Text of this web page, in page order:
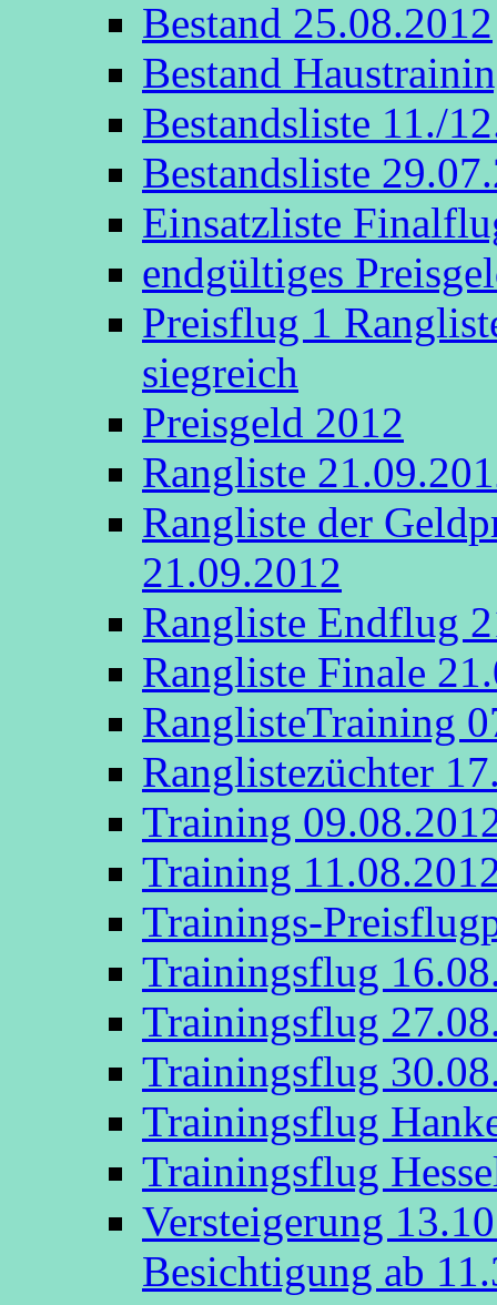
Bestand 25.08.2012
Bestand
Bestandsliste 11./
Bestandsliste
Einsatzliste
endgültiges
Preisflug 1
siegreich
Preisgeld 2012
Rangliste
Rangliste der
21.09.2012
Rangliste Endflug
Rangliste Finale
RanglisteTraining
Ranglistezüchter
Training
Training
Trainings-
Trainingsflug
Trainingsflug
Trainingsflug
Trainingsflug
Trainingsflug
Versteigerung
Besichtigung ab